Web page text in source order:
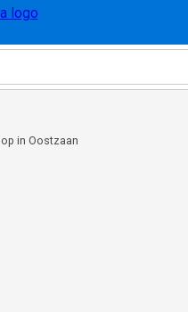
in Oostzaan